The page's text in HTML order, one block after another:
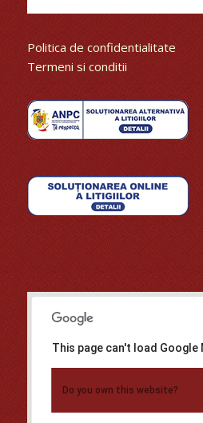
Politica de confidentialitate
Termeni si conditii
This page can't load
Do you own this website?